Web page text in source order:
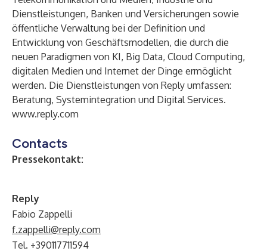
Dienstleistungen, Banken und Versicherungen sowie
öffentliche Verwaltung bei der Definition und
Entwicklung von Geschäftsmodellen, die durch die
neuen Paradigmen von KI, Big Data, Cloud Computing,
digitalen Medien und Internet der Dinge ermöglicht
werden. Die Dienstleistungen von Reply umfassen:
Beratung, Systemintegration und Digital Services.
www.reply.com
Contacts
Pressekontakt:
Reply
Fabio Zappelli
f.zappelli@reply.com
Tel. +390117711594